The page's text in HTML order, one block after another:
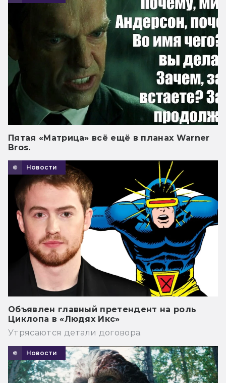
Пятая «Матрица» всё ещё в планах Warner
Bros.
Новости
Объявлен главный претендент на роль
Циклопа в «Людях Икс»
Утрясаются детали договора.
Новости